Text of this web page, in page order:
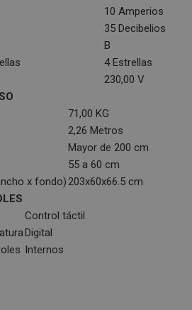
10 Amperios
35 Decibelios
B
4 Estrellas
230,00 V
71,00 KG
2,26 Metros
Mayor de 200 cm
55 a 60 cm
x fondo)203x60x66.5 cm
Control táctil
Digital
Internos